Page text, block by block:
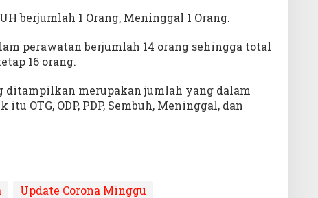
berjumlah 1 Orang, Meninggal 1 Orang.
perawatan berjumlah 14 orang sehingga total
16 orang.
ditampilkan merupakan jumlah yang dalam
OTG, ODP, PDP, Sembuh, Meninggal, dan
Update Corona Minggu